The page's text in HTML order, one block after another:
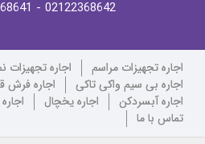
02122368642
- 02122368641
اجاره تجهیزات مراسم
اجاره تجهیزات
اجاره بی سیم واکی تاکی
اجاره فرش
اجاره آبسردکن
اجاره یخچال
تماس با ما